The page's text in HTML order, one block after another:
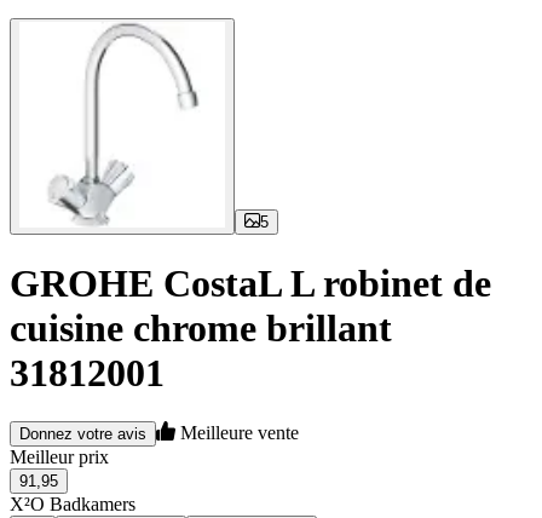
5
GROHE CostaL L robinet de
cuisine chrome brillant
31812001
Donnez votre avis
Meilleure vente
Meilleur prix
91,95
X²O Badkamers